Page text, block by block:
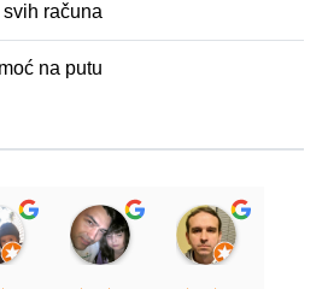
računa
na putu
22
Branko Markovic
13:11 23 Jun 22
Slavoljub Plavsic
15:10 01 Jul 20
Љубиша